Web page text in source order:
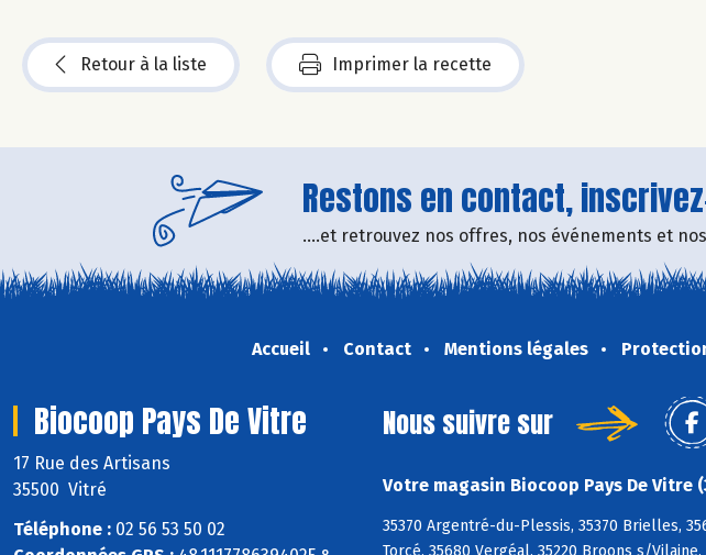
Retour à la liste Imprimer la recette
Restons en contact,
....et retrouvez nos offres, nos événements et
Accueil Contact Mentions légales
Biocoop Pays De Vitre
17 Rue des Artisans
35500 Vitré
Téléphone : 02 56 53 50 02
Nous suivre sur
Votre magasin Biocoop Pays De Vitre
35370 Argentré-du-Plessis, 35370 Brielles,
Torcé, 35680 Vergéal, 35220 Broons s/Vilaine,